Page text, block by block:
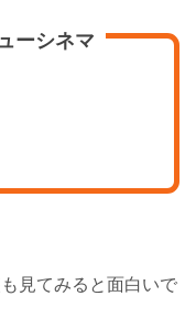
ーシネマ
見てみると面白いで